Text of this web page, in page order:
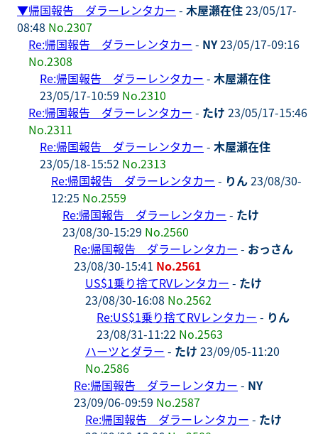
▼帰国報告 ダラーレンタカー - 木屋瀬在住23/05/17-
08:48 No.2307
Re:帰国報告 ダラーレンタカー - NY23/05/17-09:16
No.2308
Re:帰国報告 ダラーレンタカー - 木屋瀬在住
23/05/17-10:59 No.2310
Re:帰国報告 ダラーレンタカー - たけ 23/05/17-15:46
No.2311
Re:帰国報告 ダラーレンタカー - 木屋瀬在住
23/05/18-15:52 No.2313
Re:帰国報告 ダラーレンタカー - りん23/08/30-
12:25 No.2559
Re:帰国報告 ダラーレンタカー - たけ
23/08/30-15:29 No.2560
Re:帰国報告 ダラーレンタカー - おっさん
23/08/30-15:41 No.2561
US$1乗り捨てRVレンタカー - たけ
23/08/30-16:08 No.2562
Re:US$1乗り捨てRVレンタカー - りん
23/08/31-11:22 No.2563
ハーツとダラー - たけ 23/09/05-11:20
No.2586
Re:帰国報告 ダラーレンタカー - NY
23/09/06-09:59 No.2587
Re:帰国報告 ダラーレンタカー - たけ